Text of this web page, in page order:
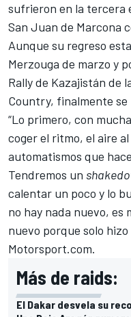
sufrieron en la tercera
San Juan de Marcona
Aunque su regreso
Merzouga de marzo y
Rally de Kazajistán de
Country, finalmente
“Lo primero, con
coger el ritmo, el aire
automatismos que
Tendremos un
calentar un poco y lo
no hay nada nuevo, es
nuevo porque solo
Motorsport.com.
Más de raids:
El Dakar desvela su